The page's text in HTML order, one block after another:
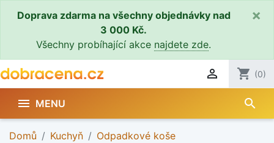
Doprava zdarma na všechny objednávky nad
3 000 Kč.
Všechny probíhající akce najdete zde.
×
 shopping_cart (0)
 MENU search
Domů Kuchyň
Odpadkové koše